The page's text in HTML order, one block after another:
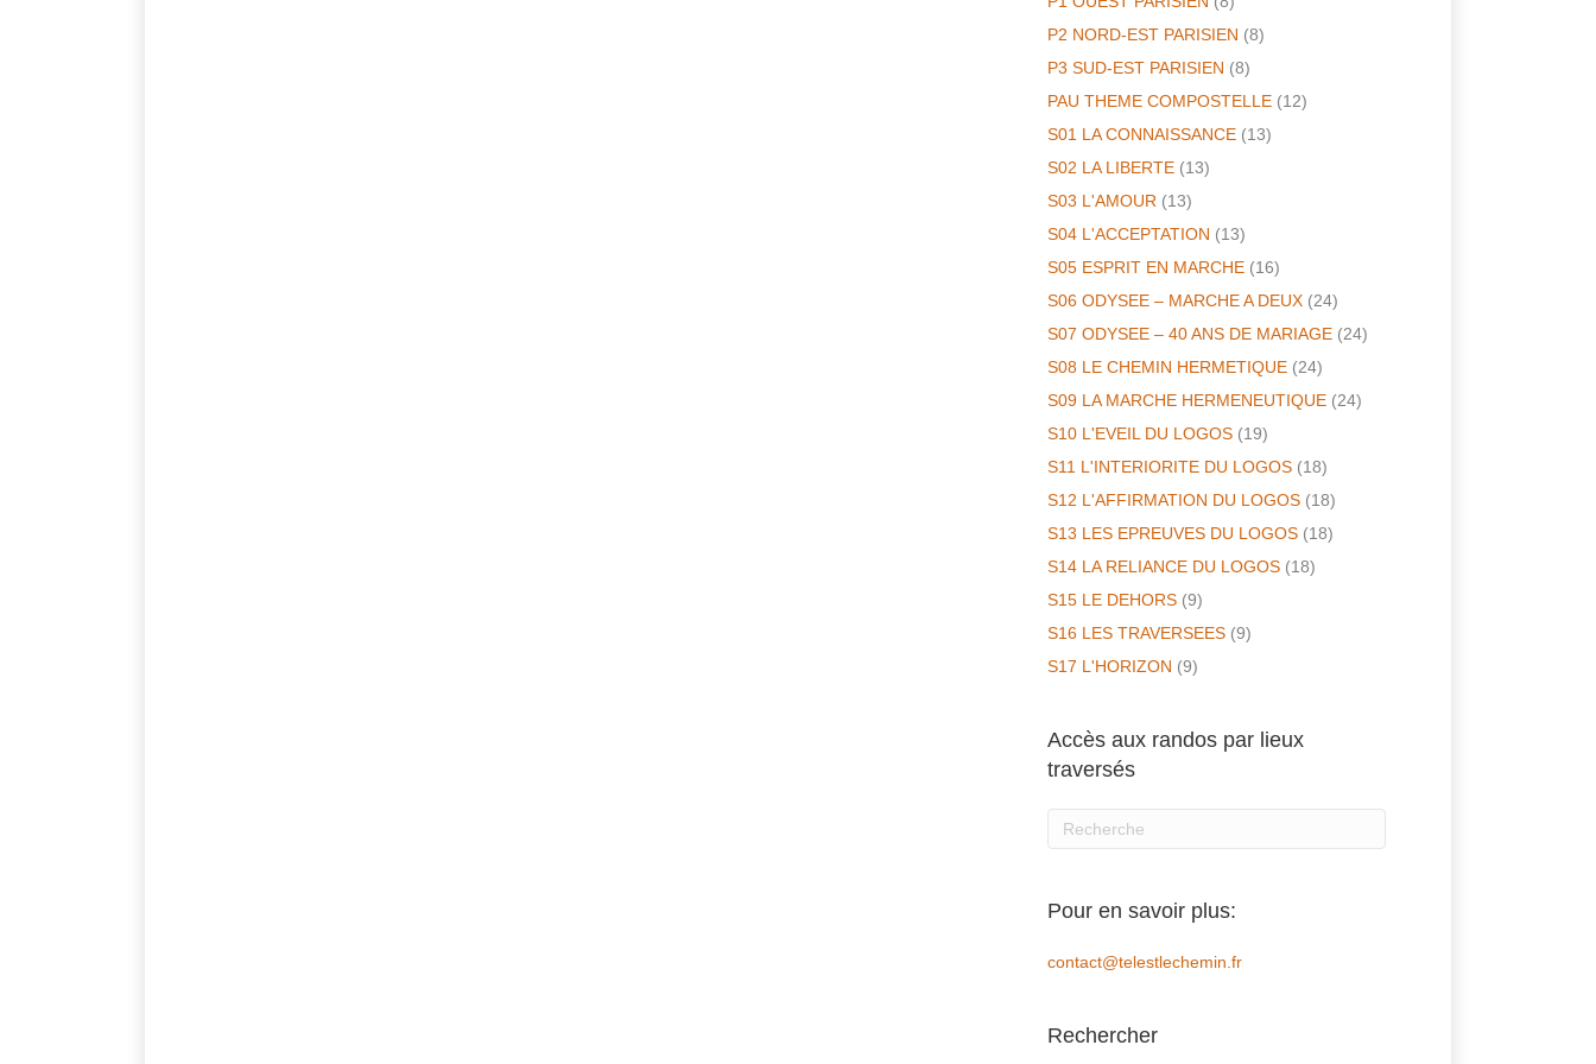
P2 NORD-EST PARISIEN (8)
P3 SUD-EST PARISIEN (8)
PAU THEME COMPOSTELLE (12)
S01 LA CONNAISSANCE (13)
S02 LA LIBERTE (13)
S03 L'AMOUR (13)
S04 L'ACCEPTATION (13)
S05 ESPRIT EN MARCHE (16)
S06 ODYSEE – MARCHE A DEUX (24)
S07 ODYSEE – 40 ANS DE MARIAGE (24)
S08 LE CHEMIN HERMETIQUE (24)
S09 LA MARCHE HERMENEUTIQUE (24)
S10 L'EVEIL DU LOGOS (19)
S11 L'INTERIORITE DU LOGOS (18)
S12 L'AFFIRMATION DU LOGOS (18)
S13 LES EPREUVES DU LOGOS (18)
S14 LA RELIANCE DU LOGOS (18)
S15 LE DEHORS (9)
S16 LES TRAVERSEES (9)
S17 L'HORIZON (9)
Accès aux randos par lieux
traversés
Pour en savoir plus:
contact@telestlechemin.fr
Rechercher